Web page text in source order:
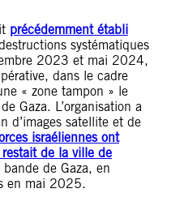
précédemment établi
systématiques
2023 et mai 2024,
dans le cadre
« zone tampon » le
Gaza. L’organisation a
d’images satellite et de
israéliennes ont
de la ville de
de Gaza, en
en mai 2025.